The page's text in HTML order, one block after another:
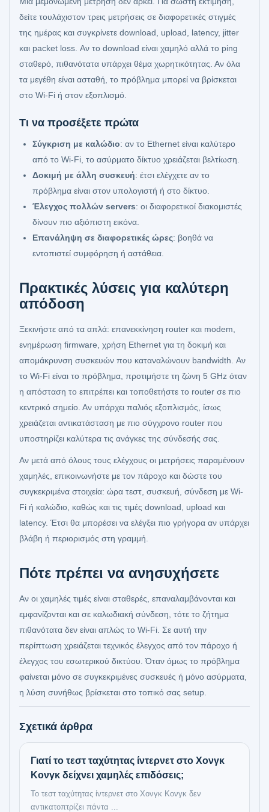
δείτε τουλάχιστον τρεις μετρήσεις σε διαφορετικές στιγμές
της ημέρας και συγκρίνετε download, upload, latency, jitter
και packet loss. Αν το download είναι χαμηλό αλλά το ping
σταθερό, πιθανότατα υπάρχει θέμα χωρητικότητας. Αν όλα
τα μεγέθη είναι ασταθή, το πρόβλημα μπορεί να βρίσκεται
στο Wi-Fi ή στον εξοπλισμό.
Τι να προσέξετε πρώτα
Σύγκριση με καλώδιο: αν το Ethernet είναι καλύτερο
από το Wi-Fi, το ασύρματο δίκτυο χρειάζεται βελτίωση.
Δοκιμή με άλλη συσκευή: έτσι ελέγχετε αν το
πρόβλημα είναι στον υπολογιστή ή στο δίκτυο.
Έλεγχος πολλών servers: οι διαφορετικοί διακομιστές
δίνουν πιο αξιόπιστη εικόνα.
Επανάληψη σε διαφορετικές ώρες: βοηθά να
εντοπιστεί συμφόρηση ή αστάθεια.
Πρακτικές λύσεις για καλύτερη
απόδοση
Ξεκινήστε από τα απλά: επανεκκίνηση router και modem,
ενημέρωση firmware, χρήση Ethernet για τη δοκιμή και
απομάκρυνση συσκευών που καταναλώνουν bandwidth. Αν
το Wi-Fi είναι το πρόβλημα, προτιμήστε τη ζώνη 5 GHz όταν
η απόσταση το επιτρέπει και τοποθετήστε το router σε πιο
κεντρικό σημείο. Αν υπάρχει παλιός εξοπλισμός, ίσως
χρειάζεται αντικατάσταση με πιο σύγχρονο router που
υποστηρίζει καλύτερα τις ανάγκες της σύνδεσής σας.
Αν μετά από όλους τους ελέγχους οι μετρήσεις παραμένουν
χαμηλές, επικοινωνήστε με τον πάροχο και δώστε του
συγκεκριμένα στοιχεία: ώρα τεστ, συσκευή, σύνδεση με Wi-
Fi ή καλώδιο, καθώς και τις τιμές download, upload και
latency. Έτσι θα μπορέσει να ελέγξει πιο γρήγορα αν υπάρχει
βλάβη ή περιορισμός στη γραμμή.
Πότε πρέπει να ανησυχήσετε
Αν οι χαμηλές τιμές είναι σταθερές, επαναλαμβάνονται και
εμφανίζονται και σε καλωδιακή σύνδεση, τότε το ζήτημα
πιθανότατα δεν είναι απλώς το Wi-Fi. Σε αυτή την
περίπτωση χρειάζεται τεχνικός έλεγχος από τον πάροχο ή
έλεγχος του εσωτερικού δικτύου. Όταν όμως το πρόβλημα
φαίνεται μόνο σε συγκεκριμένες συσκευές ή μόνο ασύρματα,
η λύση συνήθως βρίσκεται στο τοπικό σας setup.
Σχετικά άρθρα
Γιατί το τεστ ταχύτητας ίντερνετ στο Χονγκ
Κονγκ δείχνει χαμηλές επιδόσεις;
Το τεστ ταχύτητας ίντερνετ στο Χονγκ Κονγκ δεν
αντικατοπτρίζει πάντα ...